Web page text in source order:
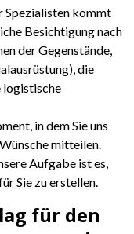
Spezialisten kommt
Besichtigung nach
der Gegenstände,
die
logistische
in dem Sie uns
mitteilen.
Aufgabe ist es,
Sie zu erstellen.
für den